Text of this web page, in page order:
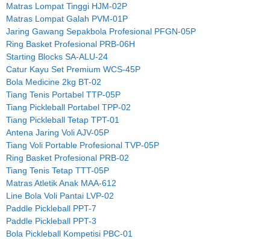
Matras Lompat Tinggi HJM-02P
Matras Lompat Galah PVM-01P
Jaring Gawang Sepakbola Profesional PFGN-05P
Ring Basket Profesional PRB-06H
Starting Blocks SA-ALU-24
Catur Kayu Set Premium WCS-45P
Bola Medicine 2kg BT-02
Tiang Tenis Portabel TTP-05P
Tiang Pickleball Portabel TPP-02
Tiang Pickleball Tetap TPT-01
Antena Jaring Voli AJV-05P
Tiang Voli Portable Profesional TVP-05P
Ring Basket Profesional PRB-02
Tiang Tenis Tetap TTT-05P
Matras Atletik Anak MAA-612
Line Bola Voli Pantai LVP-02
Paddle Pickleball PPT-7
Paddle Pickleball PPT-3
Bola Pickleball Kompetisi PBC-01